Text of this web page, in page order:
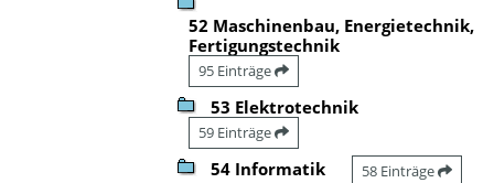
52 Maschinenbau, Energietechnik,
Fertigungstechnik
95 Einträge
53 Elektrotechnik
59 Einträge
54 Informatik 58 Einträge